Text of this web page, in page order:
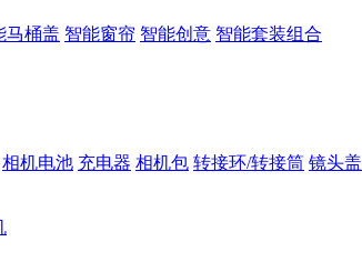
马桶盖 智能窗帘 智能创意 智能套装组合
相机电池 充电器 相机包 转接环/转接筒 镜头盖